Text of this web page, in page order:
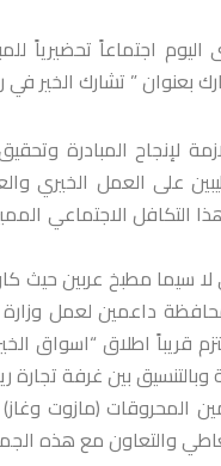
اجتماعاً تحضيرياً
بعنوان ” تشارك الخير
لإنجاح المبادرة
على العمل الخيري
التكافل الاجتماعي
لا سيما مطبخ عربين
داعمين لعمل
قريباً اطلاق
وبالتنسيق بين غرفة
المحروقات (مازوت
والتعاون مع هذه